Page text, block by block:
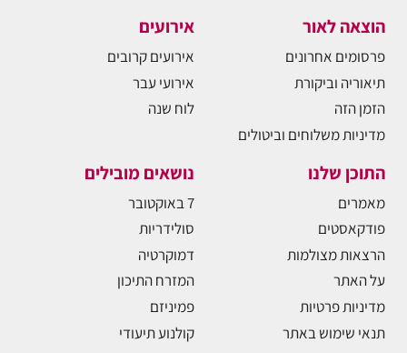
הוצאה לאור
פרסומים אחרונים
תיאוריה וביקורת
הזמן הזה
מדיניות משלוחים וביטולים
אירועים
אירועים קרובים
אירועי עבר
לוח שנה
התוכן שלנו
מאמרים
פודקאסטים
הרצאות מצולמות
על האתר
מדיניות פרטיות
תנאי שימוש באתר
נושאים מובילים
7 באוקטובר
סולידריות
דמוקרטיה
המזרח התיכון
פמיניזם
קולנוע תיעודי